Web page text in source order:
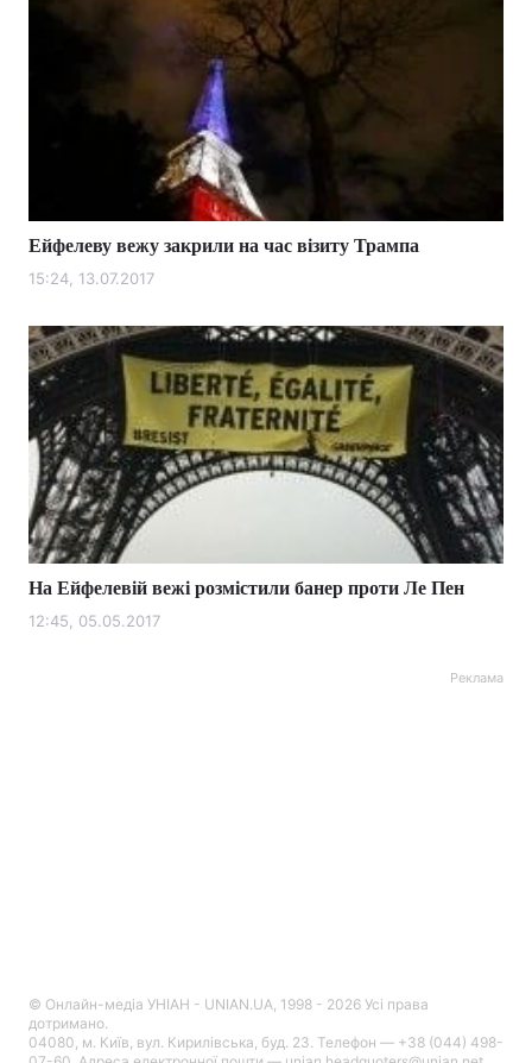
Ейфелеву вежу закрили на час візиту Трампа
15:24, 13.07.2017
На Ейфелевій вежі розмістили банер проти Ле Пен
12:45, 05.05.2017
Реклама
© Онлайн-медіа УНІАН - UNIAN.UA, 1998 - 2026 Усі права
дотримано.
04080, м. Київ, вул. Кирилівська, буд. 23. Телефон — +38 (044) 498-